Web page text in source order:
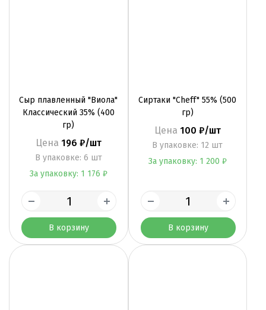
Сыр плавленный "Виола"
Классический 35% (400
гр)
Цена 196 ₽/шт
B упаковке: 6 шт
За упаковку: 1 176 ₽
В корзину
Сиртаки "Cheff" 55% (500
гр)
Цена 100 ₽/шт
B упаковке: 12 шт
За упаковку: 1 200 ₽
В корзину